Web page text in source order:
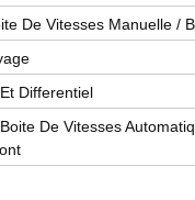
De Vitesses Manuelle /
Differentiel
De Vitesses